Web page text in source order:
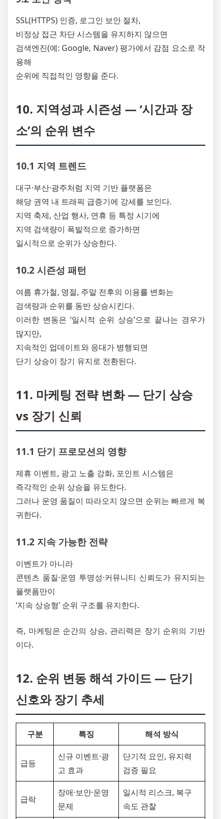
SSL(HTTPS) 인증, 로그인 보안 절차,
비정상 접근 차단 시스템을 유지하지 않으면
검색엔진(예: Google, Naver) 평가에서 감점 요소로 작
용해
순위에 직접적인 영향을 준다.
10. 지역성과 시즌성 ― ‘시간과 장
소’의 순위 변수
10.1 지역 트렌드
대구·부산·광주처럼 지역 기반 플랫폼은
해당 권역 내 트래픽 급증기에 강세를 보인다.
지역 축제, 산업 행사, 연휴 등 특정 시기에
지역 검색량이 폭발적으로 증가하면
일시적으로 순위가 상승한다.
10.2 시즌성 패턴
여름 휴가철, 명절, 주말 전후의 이용률 변화는
검색량과 순위를 동반 상승시킨다.
이러한 변동은 ‘일시적 순위 상승’으로 끝나는 경우가
많지만,
지속적인 업데이트와 응대가 병행되면
단기 상승이 장기 유지로 전환된다.
11. 마케팅 전략 변화 ― 단기 상승
vs 장기 신뢰
11.1 단기 프로모션의 영향
제휴 이벤트, 광고 노출 강화, 포인트 시스템은
즉각적인 순위 상승을 유도한다.
그러나 운영 품질이 따라오지 않으면 순위는 빠르게 복
귀한다.
11.2 지속 가능한 전략
이벤트가 아니라
콘텐츠 품질·운영 투명성·커뮤니티 신뢰도가 유지되는
플랫폼만이
‘지속 상승형’ 순위 구조를 유지한다.
즉, 마케팅은 순간의 상승, 관리력은 장기 순위의 기반
이다.
12. 순위 변동 해석 가이드 ― 단기
신호와 장기 추세
구분 특징 해석 방식
급등
신규 이벤트·광
고 효과
단기적 요인, 유지력
검증 필요
급락
장애·보안·운영
문제
일시적 리스크, 복구
속도 관찰